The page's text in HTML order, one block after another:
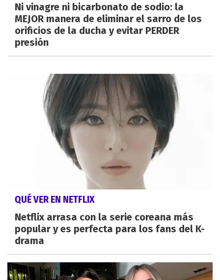
Ni vinagre ni bicarbonato de sodio: la
MEJOR manera de eliminar el sarro de los
orificios de la ducha y evitar PERDER
presión
QUÉ VER EN NETFLIX
Netflix arrasa con la serie coreana más
popular y es perfecta para los fans del K-
drama